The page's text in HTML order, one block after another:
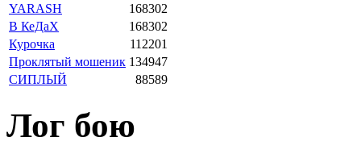
YARASH
168302
В КеДаХ
168302
Курочка
112201
Проклятый мошеник 134947
СИПЛЫЙ
88589
Лог бою